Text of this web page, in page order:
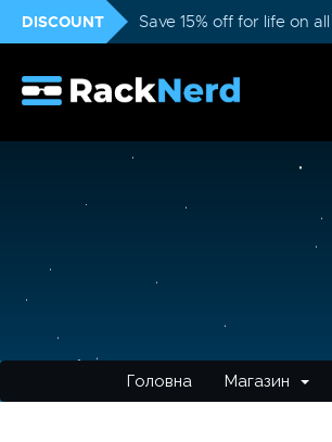
DISCOUNT Save 15% off for life on
Головна Магазин